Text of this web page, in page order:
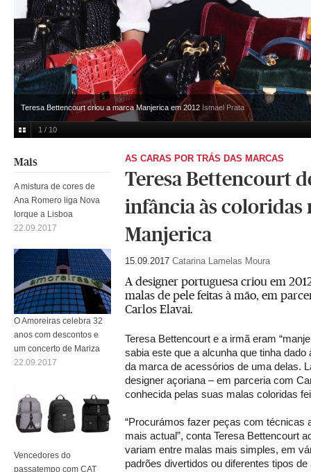
Teresa Bettencourt criou a marca Manjerica em 2012 Ismael Prata
1 / 10
AS CARAS POR TRÁS DAS MARCAS
Teresa Bettencourt
infância às coloridas
Manjerica
15.09.2017 Catarina Lamelas Moura
A designer portuguesa criou em
malas de pele feitas à mão, em
Carlos Elavai.
Teresa Bettencourt e a irmã eram
sabia este que a alcunha que tinha
da marca de acessórios de uma delas.
designer açoriana – em parceria com
conhecida pelas suas malas coloridas
“Procurámos fazer peças com técnicas
mais actual”, conta Teresa Bettencourt
variam entre malas mais simples, em
padrões divertidos ou diferentes tipos
Mais
A mistura de cores de
Ana Romero liga Nova
Iorque a Lisboa
22.09.2017
O Amoreiras celebra 32
anos com descontos e
um concerto de Mariza
22.09.2017
Vencedores do
passatempo com CAT